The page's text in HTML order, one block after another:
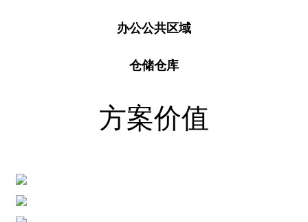
办公公共区域
仓储仓库
方案价值